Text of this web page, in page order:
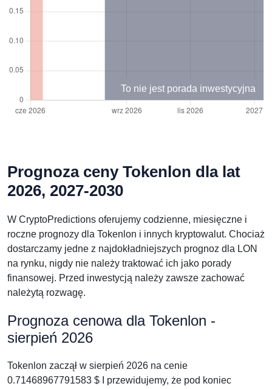
To nie jest porada inwestycyjna
Prognoza ceny Tokenlon dla lat
2026, 2027-2030
W CryptoPredictions oferujemy codzienne, miesięczne i
roczne prognozy dla Tokenlon i innych kryptowalut. Chociaż
dostarczamy jedne z najdokładniejszych prognoz dla LON
na rynku, nigdy nie należy traktować ich jako porady
finansowej. Przed inwestycją należy zawsze zachować
należytą rozwagę.
Prognoza cenowa dla Tokenlon -
sierpień 2026
Tokenlon zaczął w sierpień 2026 na cenie
0.71468967791583 $ I przewidujemy, że pod koniec